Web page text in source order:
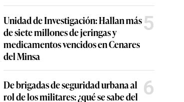
Unidad de Investigación: Hallan más
de siete millones de jeringas y
medicamentos vencidos en Cenares
del Minsa
5
De brigadas de seguridad urbana al
rol de los militares: ¿qué se sabe del 6